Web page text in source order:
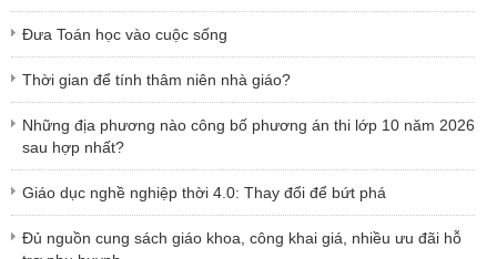
Đưa Toán học vào cuộc sống
Thời gian để tính thâm niên nhà giáo?
Những địa phương nào công bố phương án thi lớp 10 năm 2026
sau hợp nhất?
Giáo dục nghề nghiệp thời 4.0: Thay đổi để bứt phá
Đủ nguồn cung sách giáo khoa, công khai giá, nhiều ưu đãi hỗ